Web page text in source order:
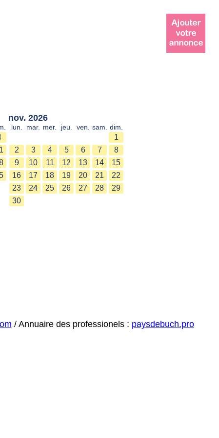
nov. 2026
lun. mar. mer. jeu. ven. sam. dim.
1
2
3 4 5 6 7
8
9
10 11 12 13 14
15
16
17 18 19 20 21
22
23
24 25 26 27 28
29
30
/ Annuaire des professionels : paysdebuch.pro